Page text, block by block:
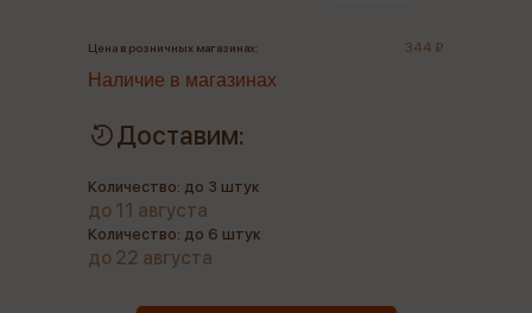
Цена в розничных магазинах: 344 ₽
Наличие в магазинах
Доставим:
Количество: до 3 штук
до 11 августа
Количество: до 6 штук
до 22 августа